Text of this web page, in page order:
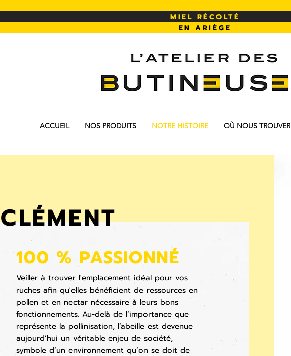
MIEL RÉCOLTÉ
EN ARIÈGE
ACCUEIL NOS PRODUITS NOTRE HISTOIRE OÙ NOUS TROUVER
CLÉMENT
100 % PASSIONNÉ
Veiller à trouver l'emplacement idéal pour vos
ruches afin qu'elles bénéficient de ressources en
pollen et en nectar nécessaire à leurs bons
fonctionnements. Au-delà de l’importance que
représente la pollinisation, l’abeille est devenue
aujourd’hui un véritable enjeu de société,
symbole d’un environnement qu’on se doit de